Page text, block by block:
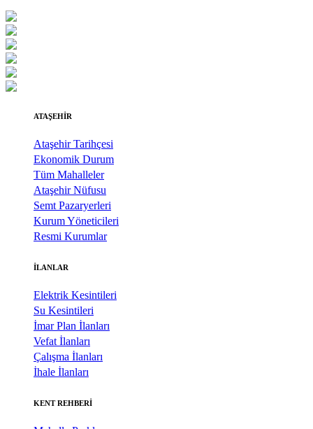
ATAŞEHİR
Ataşehir Tarihçesi
Ekonomik Durum
Tüm Mahalleler
Ataşehir Nüfusu
Semt Pazaryerleri
Kurum Yöneticileri
Resmi Kurumlar
İLANLAR
Elektrik Kesintileri
Su Kesintileri
İmar Plan İlanları
Vefat İlanları
Çalışma İlanları
İhale İlanları
KENT REHBERİ